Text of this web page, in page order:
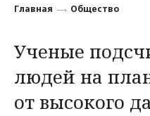
Главная Общество
Ученые
людей на
от высокого